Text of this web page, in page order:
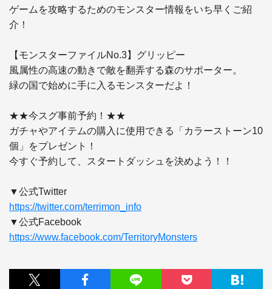
ゲームを攻略するためのモンスター情報をいち早くご紹
介！
【モンスターファイルNo.3】グリッピー
風属性の高速の動きで敵を翻弄する森のサポーター。
緑の国で始めに手に入るモンスターだよ！
★★今スグ事前予約！★★
ガチャやアイテムの購入に使用できる「カラーストーン10
個」をプレゼント！
今すぐ予約して、スタートダッシュを決めよう！！
https://twitter.com/terrimon_info
https://www.facebook.com/TerritoryMonsters